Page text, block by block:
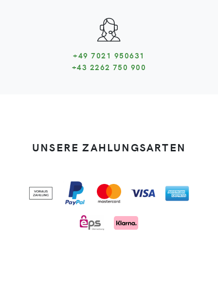
+49 7021 950631
+43 2262 750 900
UNSERE ZAHLUNGSARTEN